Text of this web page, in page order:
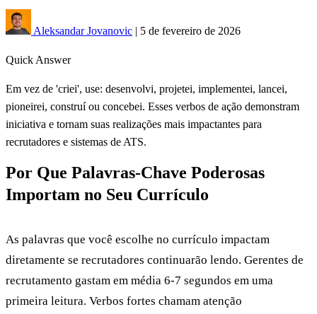
Aleksandar Jovanovic | 5 de fevereiro de 2026
Quick Answer
Em vez de 'criei', use: desenvolvi, projetei, implementei, lancei,
pioneirei, construí ou concebei. Esses verbos de ação demonstram
iniciativa e tornam suas realizações mais impactantes para
recrutadores e sistemas de ATS.
Por Que Palavras-Chave Poderosas
Importam no Seu Currículo
As palavras que você escolhe no currículo impactam
diretamente se recrutadores continuarão lendo. Gerentes de
recrutamento gastam em média 6-7 segundos em uma
primeira leitura. Verbos fortes chamam atenção